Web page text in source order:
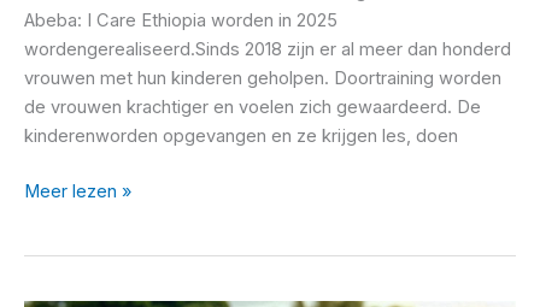
Abeba: I Care Ethiopia worden in 2025
wordengerealiseerd.Sinds 2018 zijn er al meer dan honderd
vrouwen met hun kinderen geholpen. Doortraining worden
de vrouwen krachtiger en voelen zich gewaardeerd. De
kinderenworden opgevangen en ze krijgen les, doen
Ethiopie
Meer lezen »